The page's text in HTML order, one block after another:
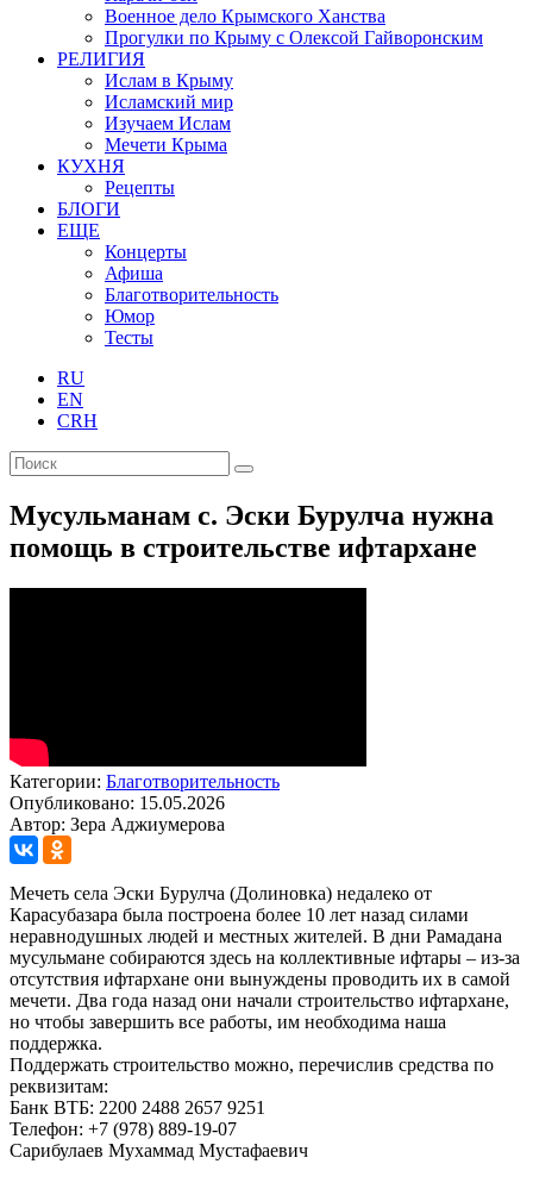
Военное дело Крымского Ханства
Прогулки по Крыму с Олексой Гайворонским
РЕЛИГИЯ
Ислам в Крыму
Исламский мир
Изучаем Ислам
Мечети Крыма
КУХНЯ
Рецепты
БЛОГИ
ЕЩЕ
Концерты
Афиша
Благотворительность
Юмор
Тесты
RU
EN
CRH
Мусульманам с. Эски Бурулча нужна
помощь в строительстве ифтархане
Категории: Благотворительность
Опубликовано: 15.05.2026
Автор: Зера Аджиумерова
Мечеть села Эски Бурулча (Долиновка) недалеко от
Карасубазара была построена более 10 лет назад силами
неравнодушных людей и местных жителей. В дни Рамадана
мусульмане собираются здесь на коллективные ифтары – из-за
отсутствия ифтархане они вынуждены проводить их в самой
мечети. Два года назад они начали строительство ифтархане,
но чтобы завершить все работы, им необходима наша
поддержка.
Поддержать строительство можно, перечислив средства по
реквизитам:
Банк ВТБ: 2200 2488 2657 9251
Телефон: +7 (978) 889-19-07
Сарибулаев Мухаммад Мустафаевич